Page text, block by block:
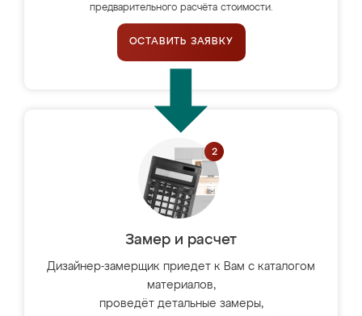
предварительного расчёта стоимости.
ОСТАВИТЬ ЗАЯВКУ
Замер и расчет
Дизайнер-замерщик приедет к Вам с каталогом
материалов,
проведёт детальные замеры,